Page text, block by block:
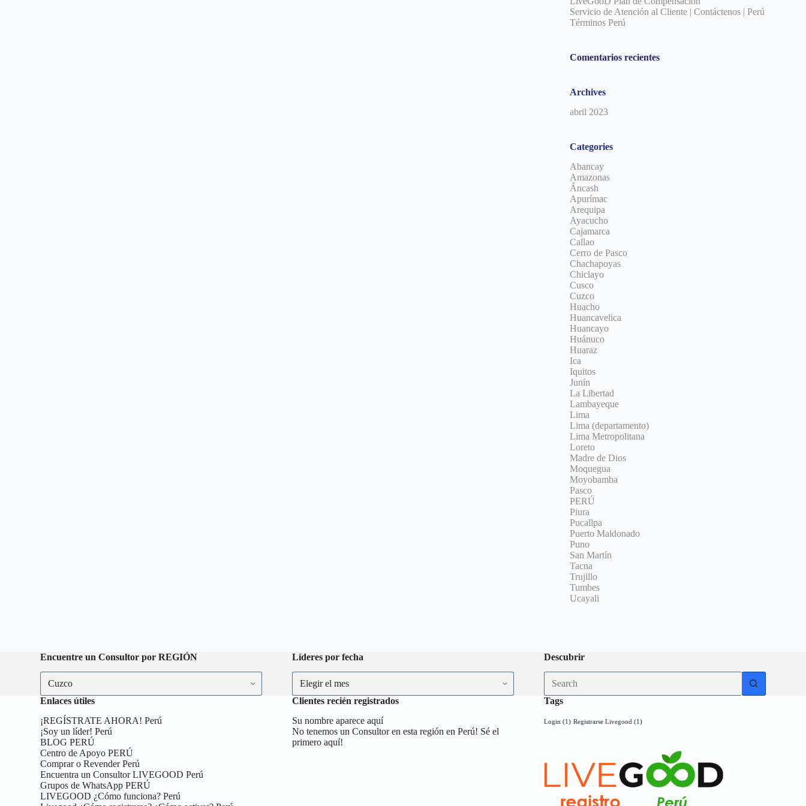
Servicio de Atención al Cliente | Contáctenos | Perú
Términos Perú
Comentarios recientes
Archives
abril 2023
Categories
Abancay
Amazonas
Áncash
Apurímac
Arequipa
Ayacucho
Cajamarca
Callao
Cerro de Pasco
Chachapoyas
Chiclayo
Cusco
Cuzco
Huacho
Huancavelica
Huancayo
Huánuco
Huaraz
Ica
Iquitos
Junín
La Libertad
Lambayeque
Lima
Lima (departamento)
Lima Metropolitana
Loreto
Madre de Dios
Moquegua
Moyobamba
Pasco
PERÚ
Piura
Pucallpa
Puerto Maldonado
Puno
San Martín
Tacna
Trujillo
Tumbes
Ucayali
Encuentre un Consultor por REGIÓN
Encuentre
un
Consultor
por
REGIÓN
Líderes por fecha
Líderes
por
fecha
Descubrir
No
results
Enlaces útiles
¡REGÍSTRATE AHORA! Perú
¡Soy un líder! Perú
BLOG PERÚ
Centro de Apoyo PERÚ
Comprar o Revender Perú
Encuentra un Consultor LIVEGOOD Perú
Grupos de WhatsApp PERÚ
LIVEGOOD ¿Cómo funciona? Perú
Clientes recién registrados
Su nombre aparece aquí
No tenemos un Consultor en esta región en Perú! Sé el
primero aquí!
Tags
Login (1) Registrarse Livegood (1)